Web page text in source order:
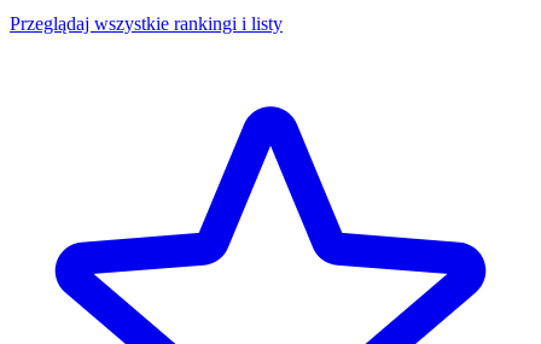
Przeglądaj wszystkie rankingi i listy